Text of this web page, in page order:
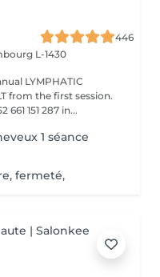
446
L-1430
151 287 in...
1 séance
fermeté,